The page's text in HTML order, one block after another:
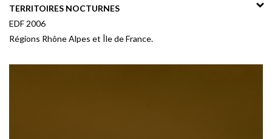
TERRITOIRES NOCTURNES
EDF 2006
Régions Rhône Alpes et Île de France.